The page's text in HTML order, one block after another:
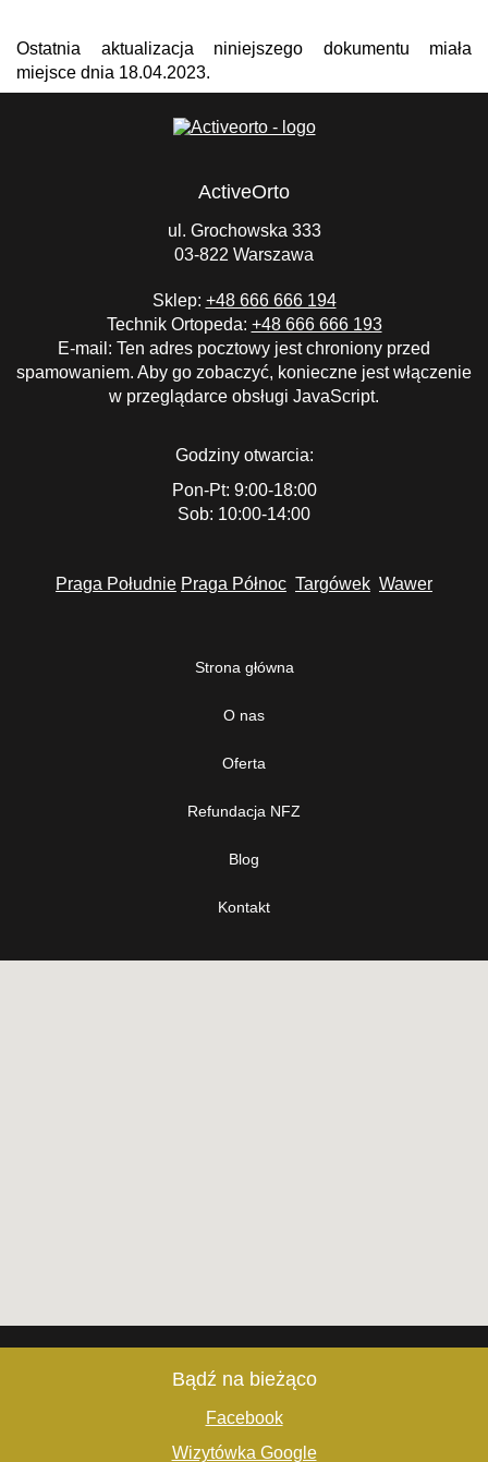
Ostatnia aktualizacja niniejszego dokumentu miała
miejsce dnia 18.04.2023.
ActiveOrto
ul. Grochowska 333
03-822 Warszawa
Sklep: +48 666 666 194
Technik Ortopeda: +48 666 666 193
E-mail: Ten adres pocztowy jest chroniony przed
spamowaniem. Aby go zobaczyć, konieczne jest włączenie
w przeglądarce obsługi JavaScript.
Godziny otwarcia:
Pon-Pt: 9:00-18:00
Sob: 10:00-14:00
Praga Południe Praga Północ Targówek Wawer
Strona główna
O nas
Oferta
Refundacja NFZ
Blog
Kontakt
Bądź na bieżąco
Facebook
Wizytówka Google